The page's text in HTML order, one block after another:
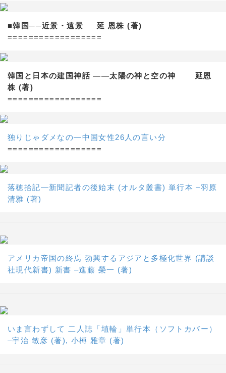
■韓国──近景・遠景 延 恩株 (著)
==================
韓国と日本の建国神話 ——太陽の神と空の神 延恩
株 (著)
==================
独りじゃダメなの―中国女性26人の言い分
==================
落穂拾記―新聞記者の後始末 (オルタ叢書) 単行本 –羽原
清雅 (著)
アメリカ帝国の終焉 勃興するアジアと多極化世界 (講談
社現代新書) 新書 –進藤 榮一 (著)
いま言わずして 二人誌「埴輪」単行本（ソフトカバー）
–宇治 敏彦 (著), 小榑 雅章 (著)